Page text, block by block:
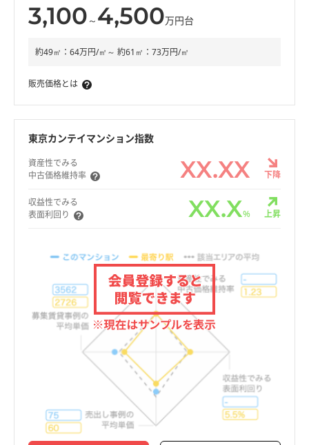
3,100 ～ 4,500万円台
約49㎡：64万円/㎡～ 約61㎡：73万円/㎡
販売価格とは
東京カンテイマンション指数
資産性でみる
中古価格維持率
XX.XX 下降
収益性でみる
表面利回り
XX.X% 上昇